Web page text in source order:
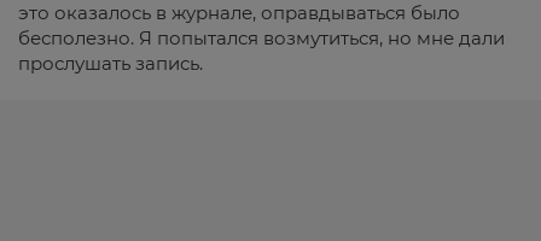
это оказалось в журнале, оправдываться было
бесполезно. Я попытался возмутиться, но мне дали
прослушать запись.